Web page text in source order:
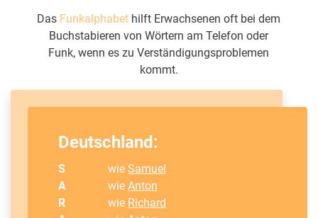
Das Funkalphabet hilft Erwachsenen oft bei dem
Buchstabieren von Wörtern am Telefon oder
Funk, wenn es zu Verständigungsproblemen
kommt.
Deutschland:
S wieSamuel
A
wieAnton
R
wie Richard